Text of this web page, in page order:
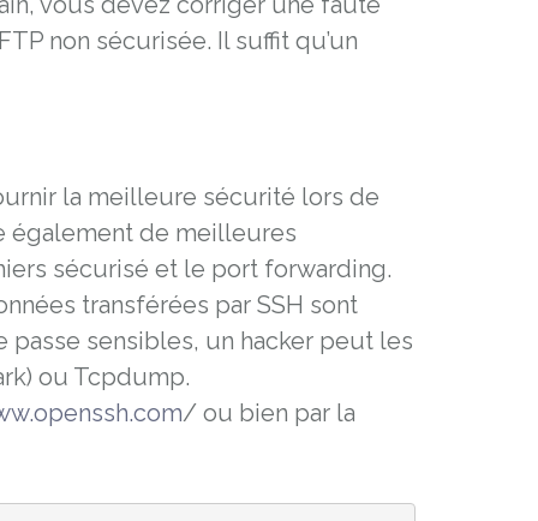
non sécurisée. Il suffit qu’un
la meilleure sécurité lors de
également de meilleures
sécurisé et le port forwarding.
transférées par SSH sont
passe sensibles, un hacker peut les
ou Tcpdump.
/ ou bien par la